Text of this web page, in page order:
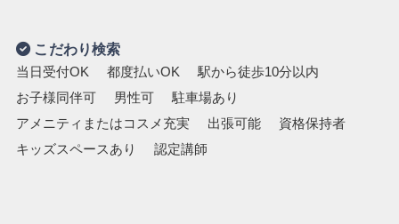
こだわり検索
当日受付OK 都度払いOK
駅から徒歩10分以内
お子様同伴可
男性可
駐車場あり
アメニティまたはコスメ充実
出張可能
資格保持者
キッズスペースあり
認定講師